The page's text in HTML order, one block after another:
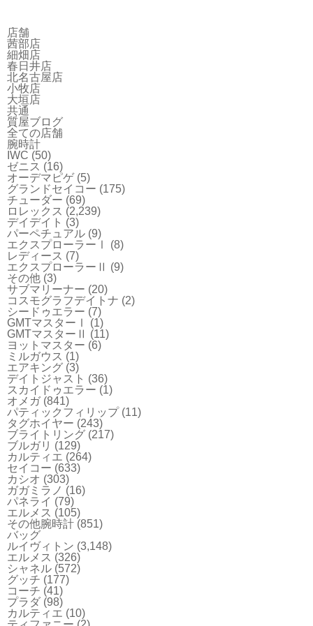
店舗
茜部店
細畑店
春日井店
北名古屋店
小牧店
大垣店
共通
質屋ブログ
全ての店舗
腕時計
IWC (50)
ゼニス (16)
オーデマピゲ(5)
グランドセイコー (175)
チューダー (69)
ロレックス (2,239)
デイデイト (3)
パーペチュアル (9)
エクスプローラーⅠ
(8)
レディース (7)
エクスプローラーⅡ (9)
その他 (3)
サブマリーナー (20)
コスモグラフデイトナ (2)
シードゥエラー (7)
GMTマスターⅠ
(1)
GMTマスターⅡ (11)
ヨットマスター (6)
ミルガウス (1)
エアキング (3)
デイトジャスト (36)
スカイドゥエラー (1)
オメガ(841)
パティックフィリップ(11)
タグホイヤー (243)
ブライトリング (217)
ブルガリ (129)
カルティエ (264)
セイコー (633)
カシオ (303)
ガガミラノ (16)
パネライ (79)
エルメス (105)
その他腕時計 (851)
バッグ
ルイヴィトン (3,148)
エルメス (326)
シャネル (572)
グッチ (177)
コーチ (41)
プラダ (98)
カルティエ (10)